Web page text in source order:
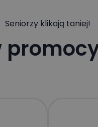
Seniorzy klikają taniej!